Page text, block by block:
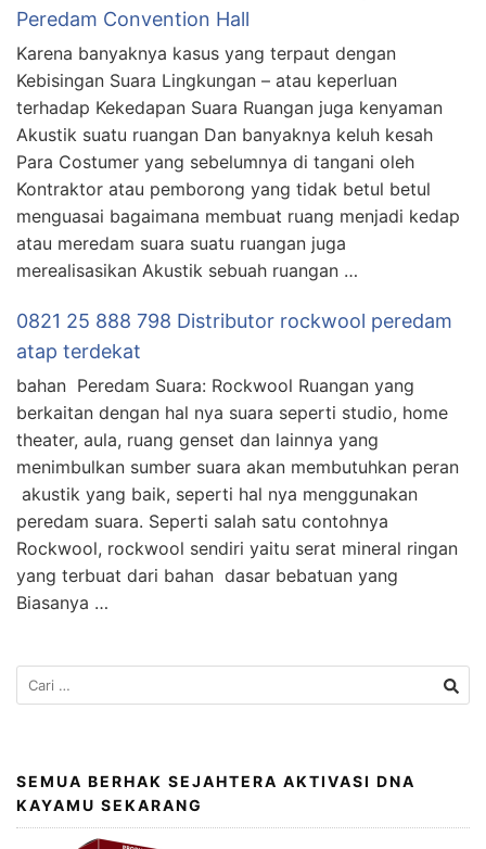
Peredam Convention Hall
Karena banyaknya kasus yang terpaut dengan
Kebisingan Suara Lingkungan – atau keperluan
terhadap Kekedapan Suara Ruangan juga kenyaman
Akustik suatu ruangan Dan banyaknya keluh kesah
Para Costumer yang sebelumnya di tangani oleh
Kontraktor atau pemborong yang tidak betul betul
menguasai bagaimana membuat ruang menjadi kedap
atau meredam suara suatu ruangan juga
merealisasikan Akustik sebuah ruangan …
0821 25 888 798 Distributor rockwool peredam
atap terdekat
bahan Peredam Suara: Rockwool Ruangan yang
berkaitan dengan hal nya suara seperti studio, home
theater, aula, ruang genset dan lainnya yang
menimbulkan sumber suara akan membutuhkan peran
akustik yang baik, seperti hal nya menggunakan
peredam suara. Seperti salah satu contohnya
Rockwool, rockwool sendiri yaitu serat mineral ringan
yang terbuat dari bahan dasar bebatuan yang
Biasanya …
SEMUA BERHAK SEJAHTERA AKTIVASI DNA
KAYAMU SEKARANG